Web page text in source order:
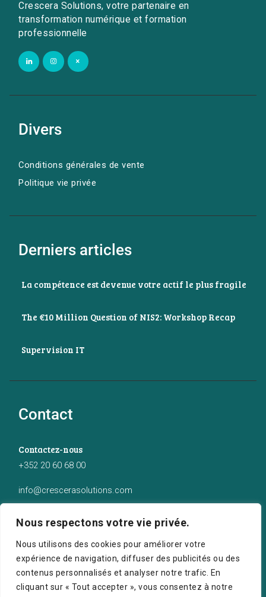
Nous respectons votre vie privée.
Nous utilisons des cookies pour améliorer votre
expérience de navigation, diffuser des publicités ou des
contenus personnalisés et analyser notre trafic. En
cliquant sur « Tout accepter », vous consentez à notre
Crescera Solutions, votre partenaire en
transformation numérique et formation
professionnelle
Divers
Conditions générales de vente
Politique vie privée
Derniers articles
La compétence est devenue votre actif le plus fragile
The €10 Million Question of NIS2: Workshop Recap
Supervision IT
Contact
Contactez-nous
+352 20 60 68 00
info@crescerasolutions.com
50 route d’Esch (2ème étage), Luxembourg